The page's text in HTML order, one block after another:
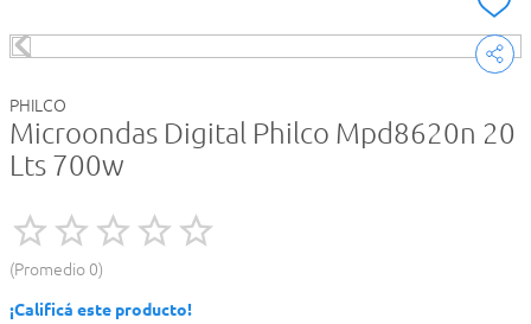
PHILCO
Microondas Digital Philco Mpd8620n 20
Lts 700w
Promedio 0
¡Calificá este producto!